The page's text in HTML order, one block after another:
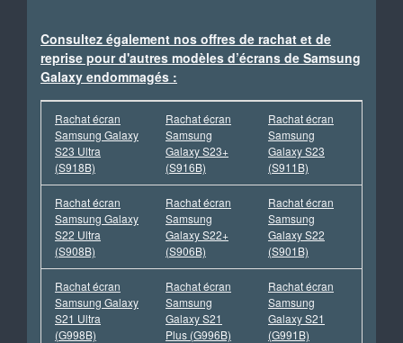
Consultez également nos offres de rachat et de
reprise pour d'autres modèles d’écrans de Samsung
Galaxy endommagés :
Rachat écran
Samsung Galaxy
S23 Ultra
(S918B)
Rachat écran
Samsung
Galaxy S23+
(S916B)
Rachat écran
Samsung
Galaxy S23
(S911B)
Rachat écran
Samsung Galaxy
S22 Ultra
(S908B)
Rachat écran
Samsung
Galaxy S22+
(S906B)
Rachat écran
Samsung
Galaxy S22
(S901B)
Rachat écran
Samsung Galaxy
S21 Ultra
(G998B)
Rachat écran
Samsung
Galaxy S21
Plus (G996B)
Rachat écran
Samsung
Galaxy S21
(G991B)